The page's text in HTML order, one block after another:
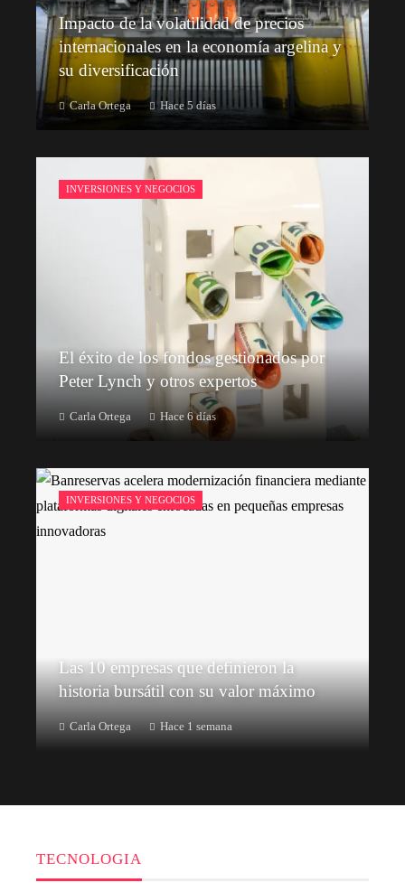
Impacto de la volatilidad de precios
internacionales en la economía argelina y
su diversificación
Carla Ortega Hace 5 días
INVERSIONES Y NEGOCIOS
El éxito de los fondos gestionados por
Peter Lynch y otros expertos
Carla Ortega Hace 6 días
INVERSIONES Y NEGOCIOS
Las 10 empresas que definieron la
historia bursátil con su valor máximo
Carla Ortega Hace 1 semana
TECNOLOGIA